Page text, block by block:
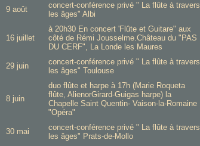
9 août
concert-conférence privé " La flûte à travers
les âges" Albi
16 juillet
à 20h30 En concert 'Flûte et Guitare" aux
côté de Rémi Jousselme.Château du "PAS
DU CERF", La Londe les Maures
29 juin
concert-conférence privé " La flûte à travers
les âges" Toulouse
8 juin
duo flûte et harpe à 17h (Marie Roqueta
flûte, AlienorGirard-Guigas harpe) la
Chapelle Saint Quentin- Vaison-la-Romaine
"Opéra"
30 mai
concert-conférence privé " La flûte à travers
les âges" Prats-de-Mollo